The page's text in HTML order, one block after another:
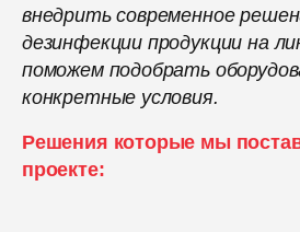
внедрить современное
дезинфекции продукции на
поможем подобрать
конкретные условия.
Решения которые мы
проекте: